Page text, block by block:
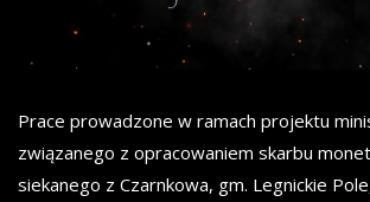
Prace prowadzone w ramach projektu
związanego z opracowaniem skarbu
siekanego z Czarnkowa, gm. Legnickie